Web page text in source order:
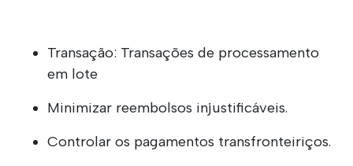
Transação: Transações de processamento
em lote
Minimizar reembolsos injustificáveis.
Controlar os pagamentos transfronteiriços.